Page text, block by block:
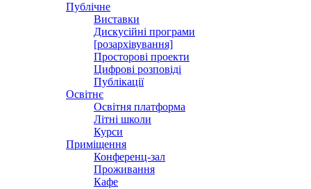
Публічне
Виставки
Дискусійні програми
[розархівування]
Просторові проекти
Цифрові розповіді
Публікації
Освітнє
Освітня платформа
Літні школи
Курси
Приміщення
Конференц-зал
Проживання
Кафе